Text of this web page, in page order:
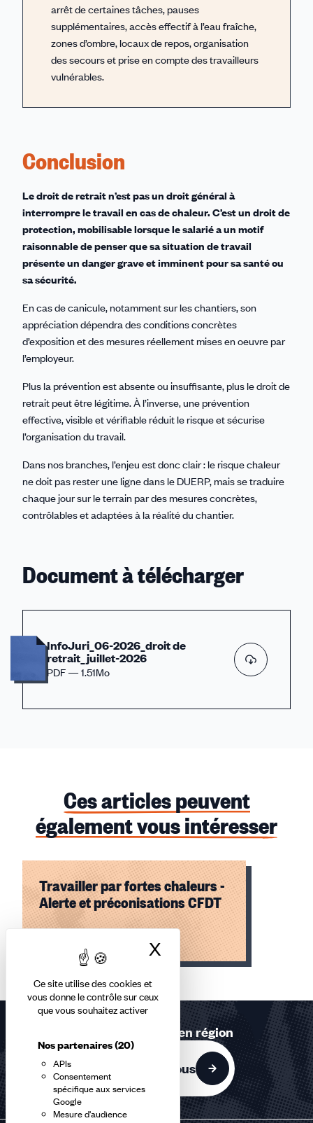
Ce site utilise des cookies et
vous donne le contrôle sur ceux
que vous souhaitez activer
Nos partenaires(20)
APIs
Consentement
spécifique aux services
Google
Mesure d'audience
X Masquer le
arrêt de certaines tâches, pauses
supplémentaires, accès effectif à l’eau fraîche,
zones d’ombre, locaux de repos, organisation
des secours et prise en compte des travailleurs
vulnérables.
Conclusion
Le droit de retrait n’est pas un droit général à
interrompre le travail en cas de chaleur. C’est un droit de
protection, mobilisable lorsque le salarié a un motif
raisonnable de penser que sa situation de travail
présente un danger grave et imminent pour sa santé ou
sa sécurité.
En cas de canicule, notamment sur les chantiers, son
appréciation dépendra des conditions concrètes
d’exposition et des mesures réellement mises en oeuvre par
l’employeur.
Plus la prévention est absente ou insuffisante, plus le droit de
retrait peut être légitime. À l’inverse, une prévention
effective, visible et vérifiable réduit le risque et sécurise
l’organisation du travail.
Dans nos branches, l’enjeu est donc clair : le risque chaleur
ne doit pas rester une ligne dans le DUERP, mais se traduire
chaque jour sur le terrain par des mesures concrètes,
contrôlables et adaptées à la réalité du chantier.
Document à télécharger
InfoJuri_06-2026_droit de
retrait_juillet-2026
PDF — 1.51Mo
Ces articles peuvent
également vous intéresser
Travailler par fortes chaleurs -
Alerte et préconisations CFDT
sur
Retrouvez-nous en région
Contactez-nous